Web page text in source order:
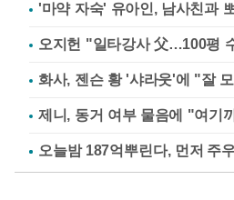
'마약 자숙' 유아인, 남사친과
오지헌 "일타강사 父…100평
화사, 젠슨 황 '샤라웃'에 "잘
제니, 동거 여부 물음에 "여기